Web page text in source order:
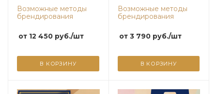
Возможные методы
брендирования
от 12 450 руб./шт
В КОРЗИНУ
коллекция
Возможные методы
брендирования
от 3 790руб./шт
В КОРЗИНУ